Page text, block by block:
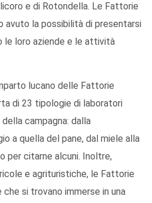
e di Rotondella. Le Fattorie
avuto la possibilità di presentarsi
le loro aziende e le attività
lucano delle Fattorie
di 23 tipologie di laboratori
campagna: dalla
a quella del pane, dal miele alla
per citarne alcuni. Inoltre,
e agrituristiche, le Fattorie
si trovano immerse in una